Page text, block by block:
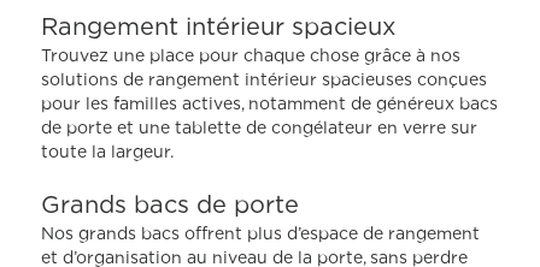
même
page.
Rangement intérieur spacieux
Trouvez une place pour chaque chose grâce à nos
solutions de rangement intérieur spacieuses conçues
pour les familles actives, notamment de généreux bacs
de porte et une tablette de congélateur en verre sur
toute la largeur.
Grands bacs de porte
Nos grands bacs offrent plus d’espace de rangement
et d’organisation au niveau de la porte, sans perdre